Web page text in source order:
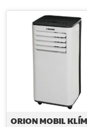
ORION MOBIL